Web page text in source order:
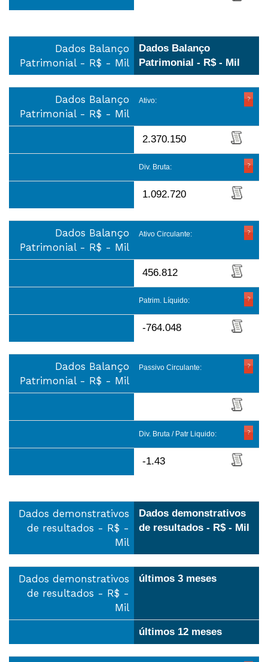
Dados Balanço
Patrimonial - R$ - Mil
Dados Balanço
Patrimonial - R$ - Mil
Dados Balanço
Patrimonial - R$ - Mil
Ativo:
2.370.150
Div. Bruta:
1.092.720
Dados Balanço
Patrimonial - R$ - Mil
Ativo Circulante:
456.812
Patrim. Líquido:
-764.048
Dados Balanço
Patrimonial - R$ - Mil
Passivo Circulante:
Div. Bruta / Patr Liquido:
-1.43
Dados demonstrativos
de resultados - R$ -
Mil
Dados demonstrativos
de resultados - R$ - Mil
Dados demonstrativos
de resultados - R$ -
Mil
últimos 3 meses
últimos 12 meses